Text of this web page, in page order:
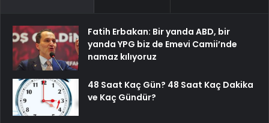
Fatih Erbakan: Bir yanda ABD, bir
yanda YPG biz de Emevi Camii’nde
namaz kılıyoruz
48 Saat Kaç Gün? 48 Saat Kaç Dakika
ve Kaç Gündür?